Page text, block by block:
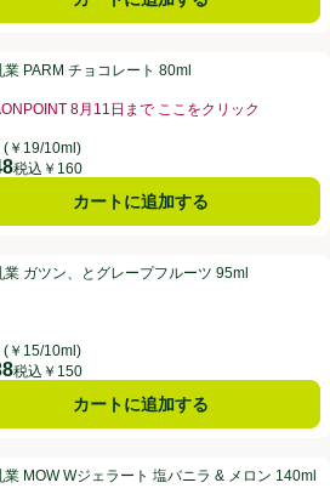
80ml
0.0点。
業 PARM チョコレート 80ml
20WAONPOINT 8月11日まで ここをクリック
(￥19/10ml)
税込￥160
カートに追加する
フルーツ 95ml
4.0点。
業 ガツン、とグレープフルーツ 95ml
(￥15/10ml)
税込￥150
カートに追加する
塩バニラ & メロン 140ml
4.0点。
業 MOW Wジェラート 塩バニラ & メロン 140ml